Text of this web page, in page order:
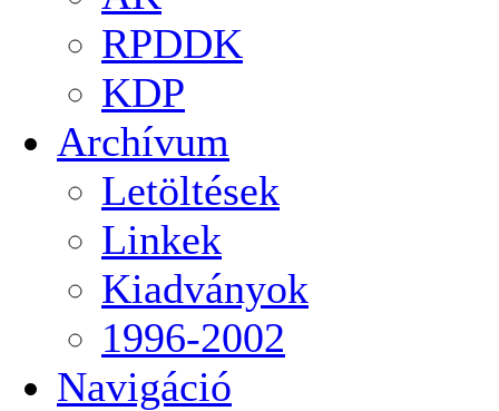
RPDDK
KDP
Archívum
Letöltések
Linkek
Kiadványok
1996-2002
Navigáció